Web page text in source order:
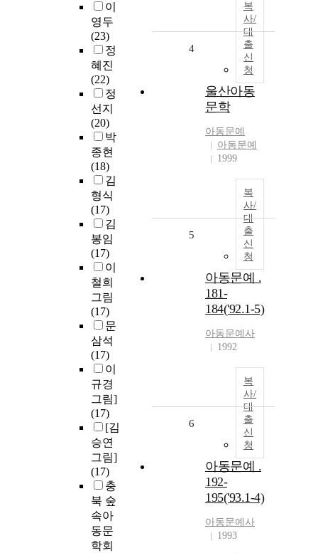
이
영두
(23)
정
혜진
(22)
정
선지
(20)
박
종현
(18)
김
형식
(17)
김
봉임
(17)
이
철희
그림
(17)
문
삼석
(17)
이
규경
그림]
(17)
[김
승연
그림]
(17)
충
북 숲
속아
동문
학회
복
사/
대
출
신
청
4
울산아동
문학
아동문예
아동문예
1999
복
사/
대
출
신
청
5
아동문예 .
181-
184('92.1-5)
아동문예사
1992
복
사/
대
출
신
청
6
아동문예 .
192-
195('93.1-4)
아동문예사
1993